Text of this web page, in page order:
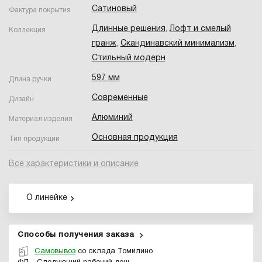
Фактура покрытия Сатиновый
Коллекция Длинные решения,Лофт и смелый
гранж, Скандинавский минимализм,
Стильный модерн
Длина ручки 597 мм
Дизайн Современные
Материал изделия Алюминий
Тип продукции Основная продукция
Все характеристики и описание
О линейке
Способы получения заказа
Самовывоз со склада Томилино